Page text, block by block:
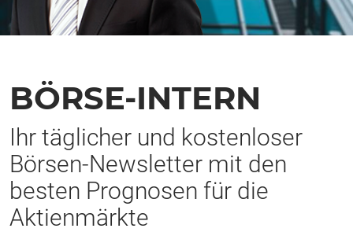
BÖRSE-INTERN
Ihr täglicher und kostenloser
Börsen-Newsletter mit den
besten Prognosen für die
Aktienmärkte